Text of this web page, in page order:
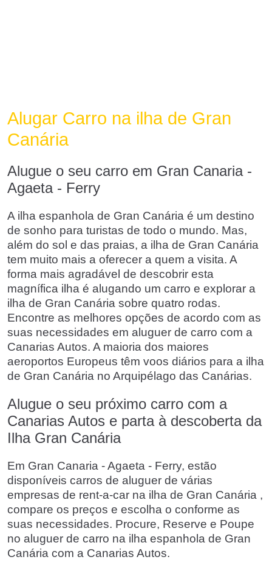
Alugar Carro na ilha de Gran
Canária
Alugue o seu carro em Gran Canaria -
Agaeta - Ferry
A ilha espanhola de Gran Canária é um destino
de sonho para turistas de todo o mundo. Mas,
além do sol e das praias, a ilha de Gran Canária
tem muito mais a oferecer a quem a visita. A
forma mais agradável de descobrir esta
magnífica ilha é alugando um carro e explorar a
ilha de Gran Canária sobre quatro rodas.
Encontre as melhores opções de acordo com as
suas necessidades em aluguer de carro com a
Canarias Autos. A maioria dos maiores
aeroportos Europeus têm voos diários para a ilha
de Gran Canária no Arquipélago das Canárias.
Alugue o seu próximo carro com a
Canarias Autos e parta à descoberta da
Ilha Gran Canária
Em Gran Canaria - Agaeta - Ferry, estão
disponíveis carros de aluguer de várias
empresas de rent-a-car na ilha de Gran Canária ,
compare os preços e escolha o conforme as
suas necessidades. Procure, Reserve e Poupe
no aluguer de carro na ilha espanhola de Gran
Canária com a Canarias Autos.